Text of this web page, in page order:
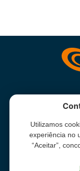
Grupo Oceano -
Utilizamos
experiência no
“Aceitar”,